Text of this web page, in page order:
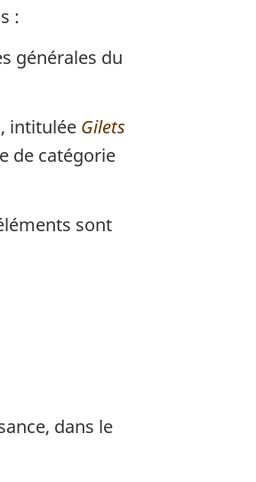
:
générales du
intitulée Gilets
de catégorie
sont
dans le